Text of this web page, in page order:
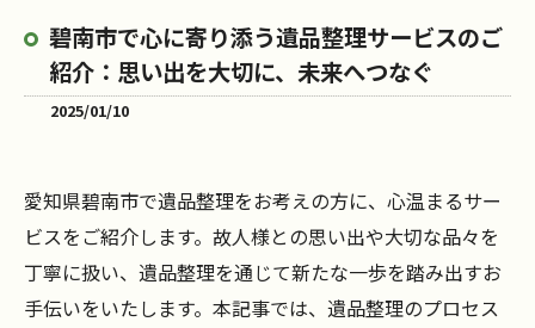
碧南市で心に寄り添う遺品整理サービスのご
紹介：思い出を大切に、未来へつなぐ
2025/01/10
愛知県碧南市で遺品整理をお考えの方に、心温まるサー
ビスをご紹介します。故人様との思い出や大切な品々を
丁寧に扱い、遺品整理を通じて新たな一歩を踏み出すお
手伝いをいたします。本記事では、遺品整理のプロセス